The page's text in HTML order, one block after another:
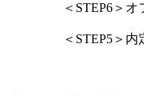
＜STEP6＞
＜STEP5＞内